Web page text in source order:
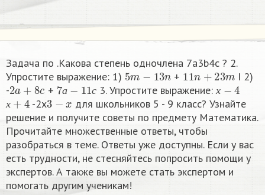
Задача по .Какова степень одночлена 7a3b4c ? 2.
Упростите выражение: 1) 5 m−13n + 11n+23m
I 2)
-2a+8c + а с
7а−11с 3. Упростите выражение:х
х−4
х
х+4 -2x3 x
​ для школьников 5 - 9 класс? Узнайте
решение и получите советы по предмету Математика.
Прочитайте множественные ответы, чтобы
разобраться в теме. Ответы уже доступны. Если у вас
есть трудности, не стесняйтесь попросить помощи у
экспертов. А также вы можете стать экспертом и
помогать другим ученикам!